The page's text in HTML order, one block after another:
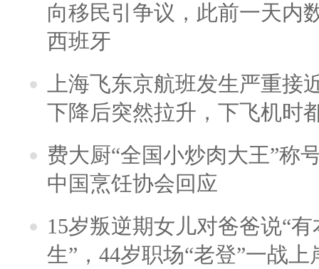
向移民引争议，此前一天内
西班牙
上海飞东京航班发生严重接
下降后突然拉升，下飞机时
费大厨“全国小炒肉大王”称
中国烹饪协会回应
15岁叛逆期女儿对爸爸说“
生”，44岁职场“老登”一战上